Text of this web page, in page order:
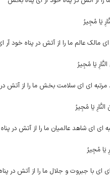
یَا مُجِیرُ
مالک عالم ما را از آتش در پناه خود
یَا مُجِیرُ
‏اى اى سلامت بخش ما را از آتش
یَا مُجِیرُ
اى اى شاهد عالمیان ما را از آتش در
یَا مُجِیرُ
اى با جبروت و جلال ما را از آتش در